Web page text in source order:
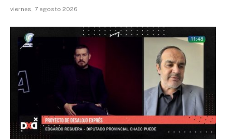
viernes, 7 agosto 2026